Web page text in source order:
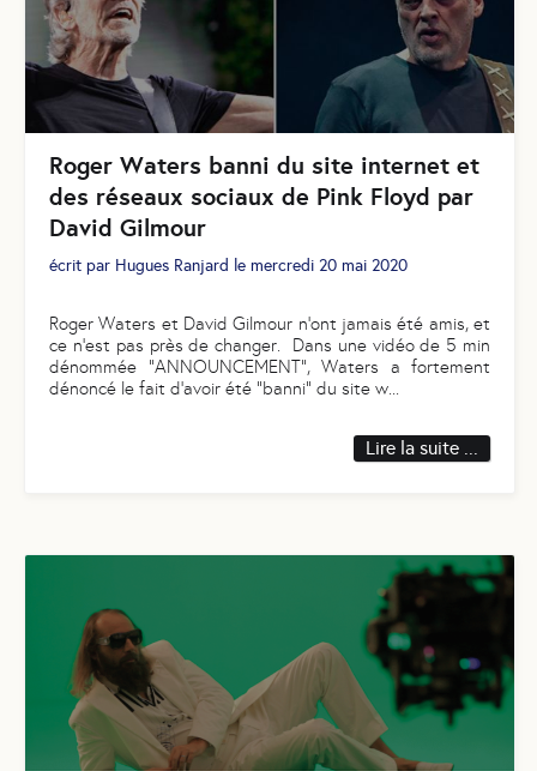
Roger Waters banni du site internet et
des réseaux sociaux de Pink Floyd par
David Gilmour
écrit par Hugues Ranjard le mercredi 20 mai 2020
Roger Waters et David Gilmour n’ont jamais été amis, et
ce n’est pas près de changer. Dans une vidéo de 5 min
dénommée "ANNOUNCEMENT", Waters a fortement
dénoncé le fait d’avoir été “banni” du site w
Lire la suite ...